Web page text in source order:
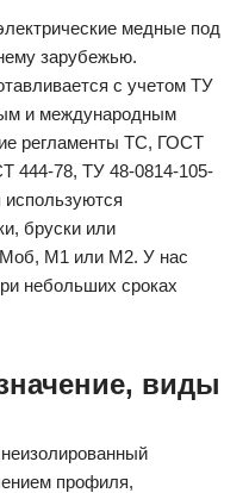
медные под
зарубежью.
с учетом ТУ
и международным
регламенты ТС, ГОСТ
444-78, ТУ 48-0814-105-
используются
бруски или
Моб, М1 или М2. У нас
небольших сроках
виды
профиля,